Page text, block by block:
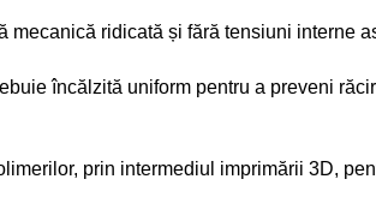
mecanică ridicată și fără tensiuni interne
încălzită uniform pentru a preveni
prin intermediul imprimării 3D,